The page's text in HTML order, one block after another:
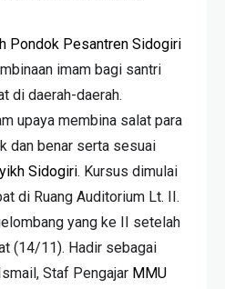
Pondok Pesantren Sidogiri
imam bagi santri
di daerah-daerah.
upaya membina salat para
dan benar serta sesuai
Sidogiri. Kursus dimulai
di Ruang Auditorium Lt. II.
yang ke II setelah
(14/11). Hadir sebagai
Staf Pengajar MMU